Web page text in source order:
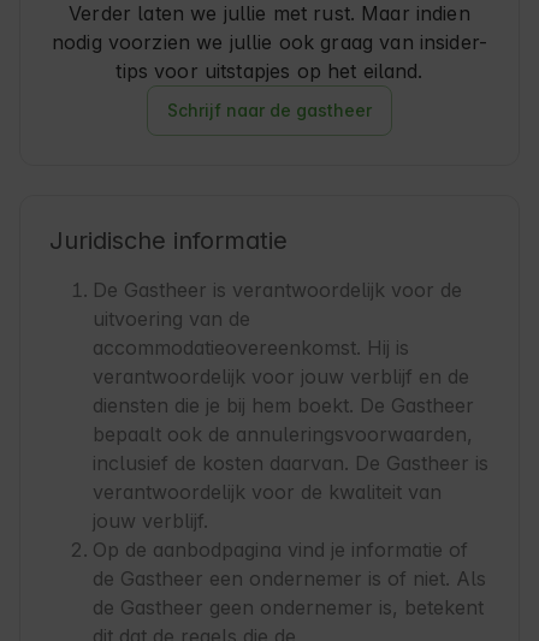
Verder laten we jullie met rust. Maar indien
nodig voorzien we jullie ook graag van insider-
tips voor uitstapjes op het eiland.
Schrijf naar de gastheer
Juridische informatie
De Gastheer is verantwoordelijk voor de
uitvoering van de
accommodatieovereenkomst. Hij is
verantwoordelijk voor jouw verblijf en de
diensten die je bij hem boekt. De Gastheer
bepaalt ook de annuleringsvoorwaarden,
inclusief de kosten daarvan. De Gastheer is
verantwoordelijk voor de kwaliteit van
jouw verblijf.
Op de aanbodpagina vind je informatie of
de Gastheer een ondernemer is of niet. Als
de Gastheer geen ondernemer is, betekent